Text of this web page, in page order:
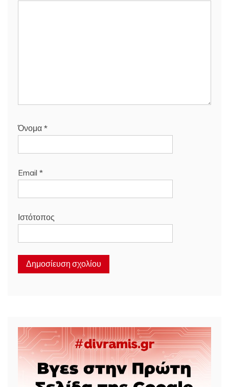
Όνομα *
Email *
Ιστότοπος